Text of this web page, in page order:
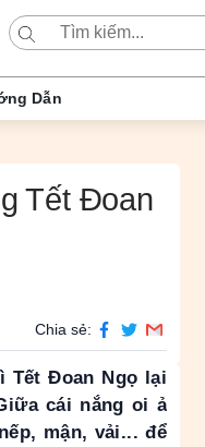
Dẫn
Tết Đoan
Chia sẻ:
Tết Đoan Ngọ lại
cái nắng oi ả
mận, vải... để